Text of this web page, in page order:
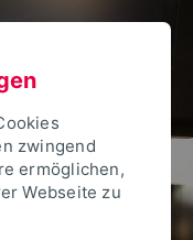
zwingend
ermöglichen,
Webseite zu